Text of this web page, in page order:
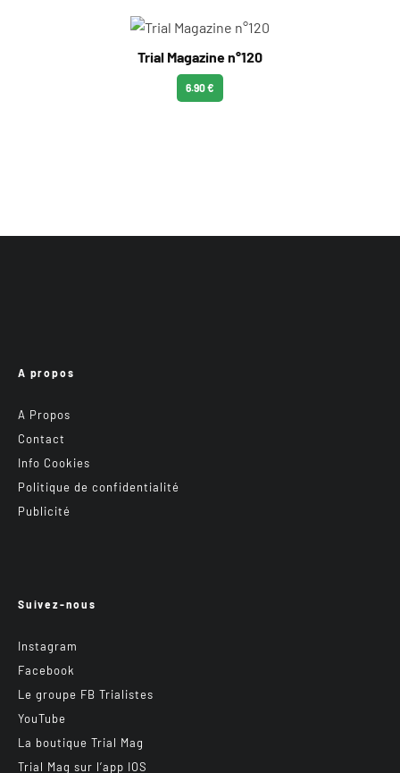
Trial Magazine n°120
6.90 €
A propos
A Propos
Contact
Info Cookies
Politique de confidentialité
Publicité
Suivez-nous
Instagram
Facebook
Le groupe FB Trialistes
YouTube
La boutique Trial Mag
Trial Mag sur l’app IOS